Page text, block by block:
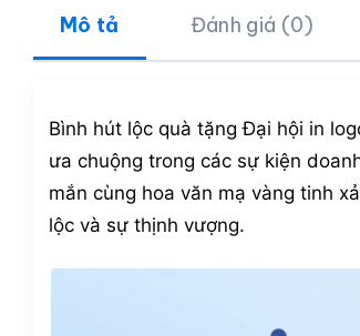
Mô tả Đánh giá (0)
Bình hút lộc quà tặng Đại hội in
ưa chuộng trong các sự kiện
mắn cùng hoa văn mạ vàng tinh
lộc và sự thịnh vượng.